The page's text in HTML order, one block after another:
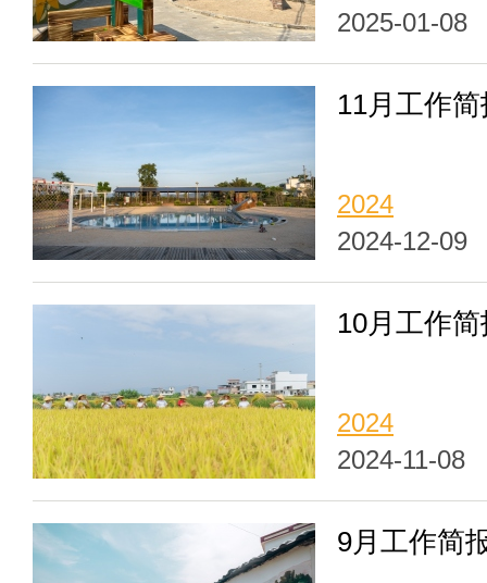
2025-01-08
11月工作
2024
2024-12-09
10月工作
2024
2024-11-08
9月工作简